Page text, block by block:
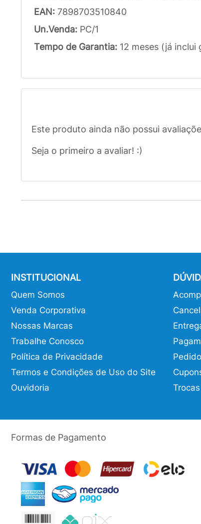
EAN: 7898703510840
Un.Venda: PC/1
Tempo de Garantia: 12 meses (já inclui
Este produto ainda não possui
Seja o primeiro a avaliar! :)
INSTITUCIONAL
Quem Somos
Venda Corporativa
Nossas Marcas
Trabalhe Conosco
Política de Privacidade
Termos e Condições de Uso do Site
Ouvidoria
Formas de Pagamento